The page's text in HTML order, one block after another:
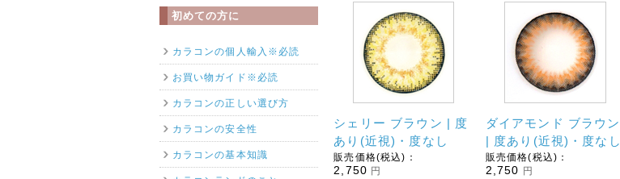
シェリー ブラウン | 度
あり(近視)・度なし
販売価格(税込)：
2,750 円
ダイアモンド ブラウン
| 度あり(近視)・度なし
販売価格(税込)：
2,750 円
初めての方に
カラコンの個人輸入※必読
お買い物ガイド※必読
カラコンの正しい選び方
カラコンの安全性
カラコンの基本知識